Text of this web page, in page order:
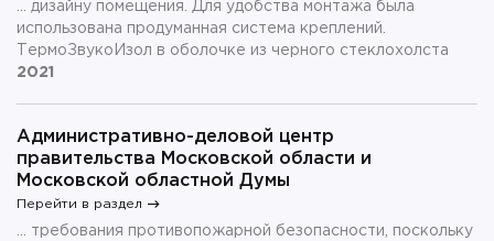
... дизайну помещения. Для удобства монтажа была
использована продуманная система креплений.
ТермоЗвукоИзол в оболочке из черного стеклохолста
2021
Административно-деловой центр
правительства Московской области и
Московской областной Думы
Перейти в раздел
... требования противопожарной безопасности, поскольку